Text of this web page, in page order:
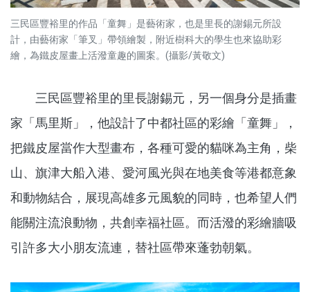
三民區豐裕里的作品「童舞」是藝術家，也是里長的謝錫元所設
計，由藝術家「筆叉」帶領繪製，附近樹科大的學生也來協助彩
繪，為鐵皮屋畫上活潑童趣的圖案。(攝影/黃敬文)
三民區豐裕里的里長謝錫元，另一個身分是插畫
家「馬里斯」，他設計了中都社區的彩繪「童舞」，
把鐵皮屋當作大型畫布，各種可愛的貓咪為主角，柴
山、旗津大船入港、愛河風光與在地美食等港都意象
和動物結合，展現高雄多元風貌的同時，也希望人們
能關注流浪動物，共創幸福社區。而活潑的彩繪牆吸
引許多大小朋友流連，替社區帶來蓬勃朝氣。